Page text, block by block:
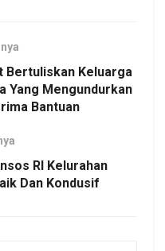
Bertuliskan Keluarga
Yang Mengundurkan
Bantuan
RI Kelurahan
Dan Kondusif